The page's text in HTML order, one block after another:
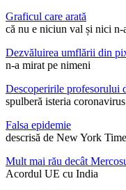
Graficul care arată
că nu e niciun val și nici n-
Dezvăluirea umflării din
n-a mirat pe nimeni
Descoperirile profesorului
spulberă isteria coronavirus
Falsa epidemie
descrisă de New York
Mult mai rău decât
Acordul UE cu India